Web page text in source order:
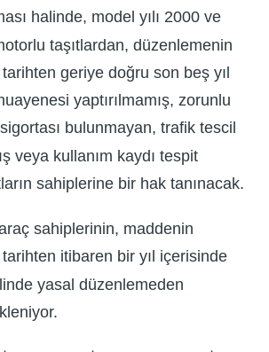
halinde, model yılı 2000 ve
taşıtlardan, düzenlemenin
geriye doğru son beş yıl
yaptırılmamış, zorunlu
bulunmayan, trafik tescil
veya kullanım kaydı tespit
sahiplerine bir hak tanınacak.
sahiplerinin, maddenin
itibaren bir yıl içerisinde
yasal düzenlemeden